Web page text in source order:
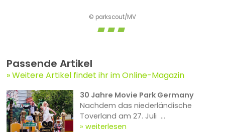
© parkscout/MV
Passende Artikel
Weitere Artikel findet ihr im Online-Magazin
30 Jahre Movie Park Germany
Nachdem das niederländische
Toverland am 27. Juli ...
weiterlesen